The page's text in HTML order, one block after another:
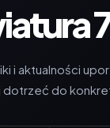
i aktualności
dotrzeć do